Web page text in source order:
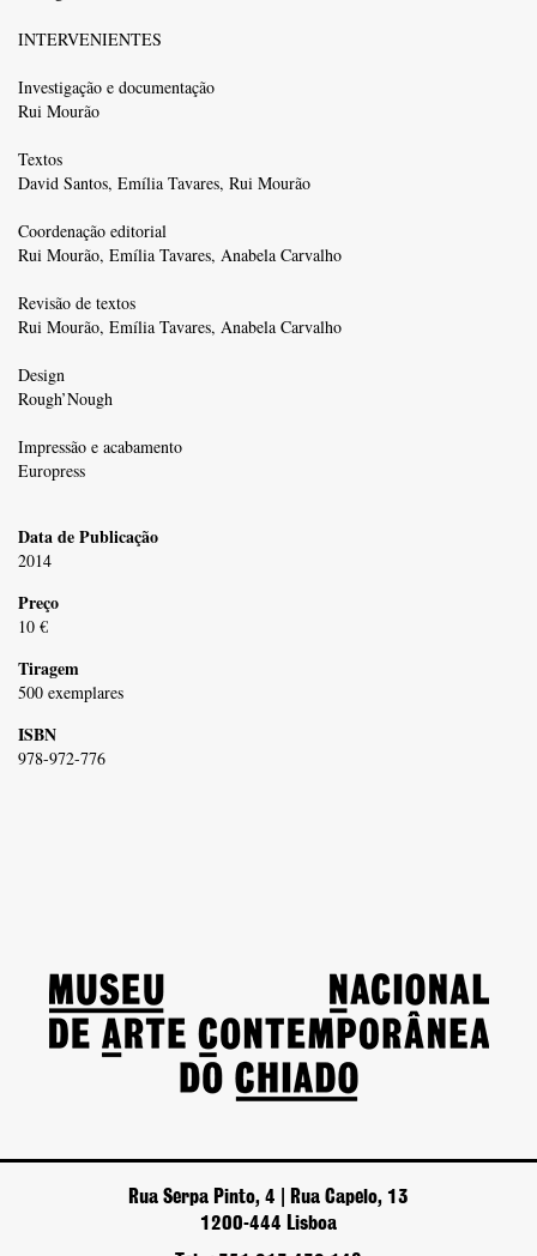
INTERVENIENTES
Investigação e documentação
Rui Mourão
Textos
David Santos, Emília Tavares, Rui Mourão
Coordenação editorial
Rui Mourão, Emília Tavares, Anabela Carvalho
Revisão de textos
Rui Mourão, Emília Tavares, Anabela Carvalho
Design
Rough’Nough
Impressão e acabamento
Europress
Data de Publicação
2014
Preço
10 €
Tiragem
500 exemplares
ISBN
978-972-776
Rua Serpa Pinto, 4 | Rua Capelo, 13
1200-444 Lisboa